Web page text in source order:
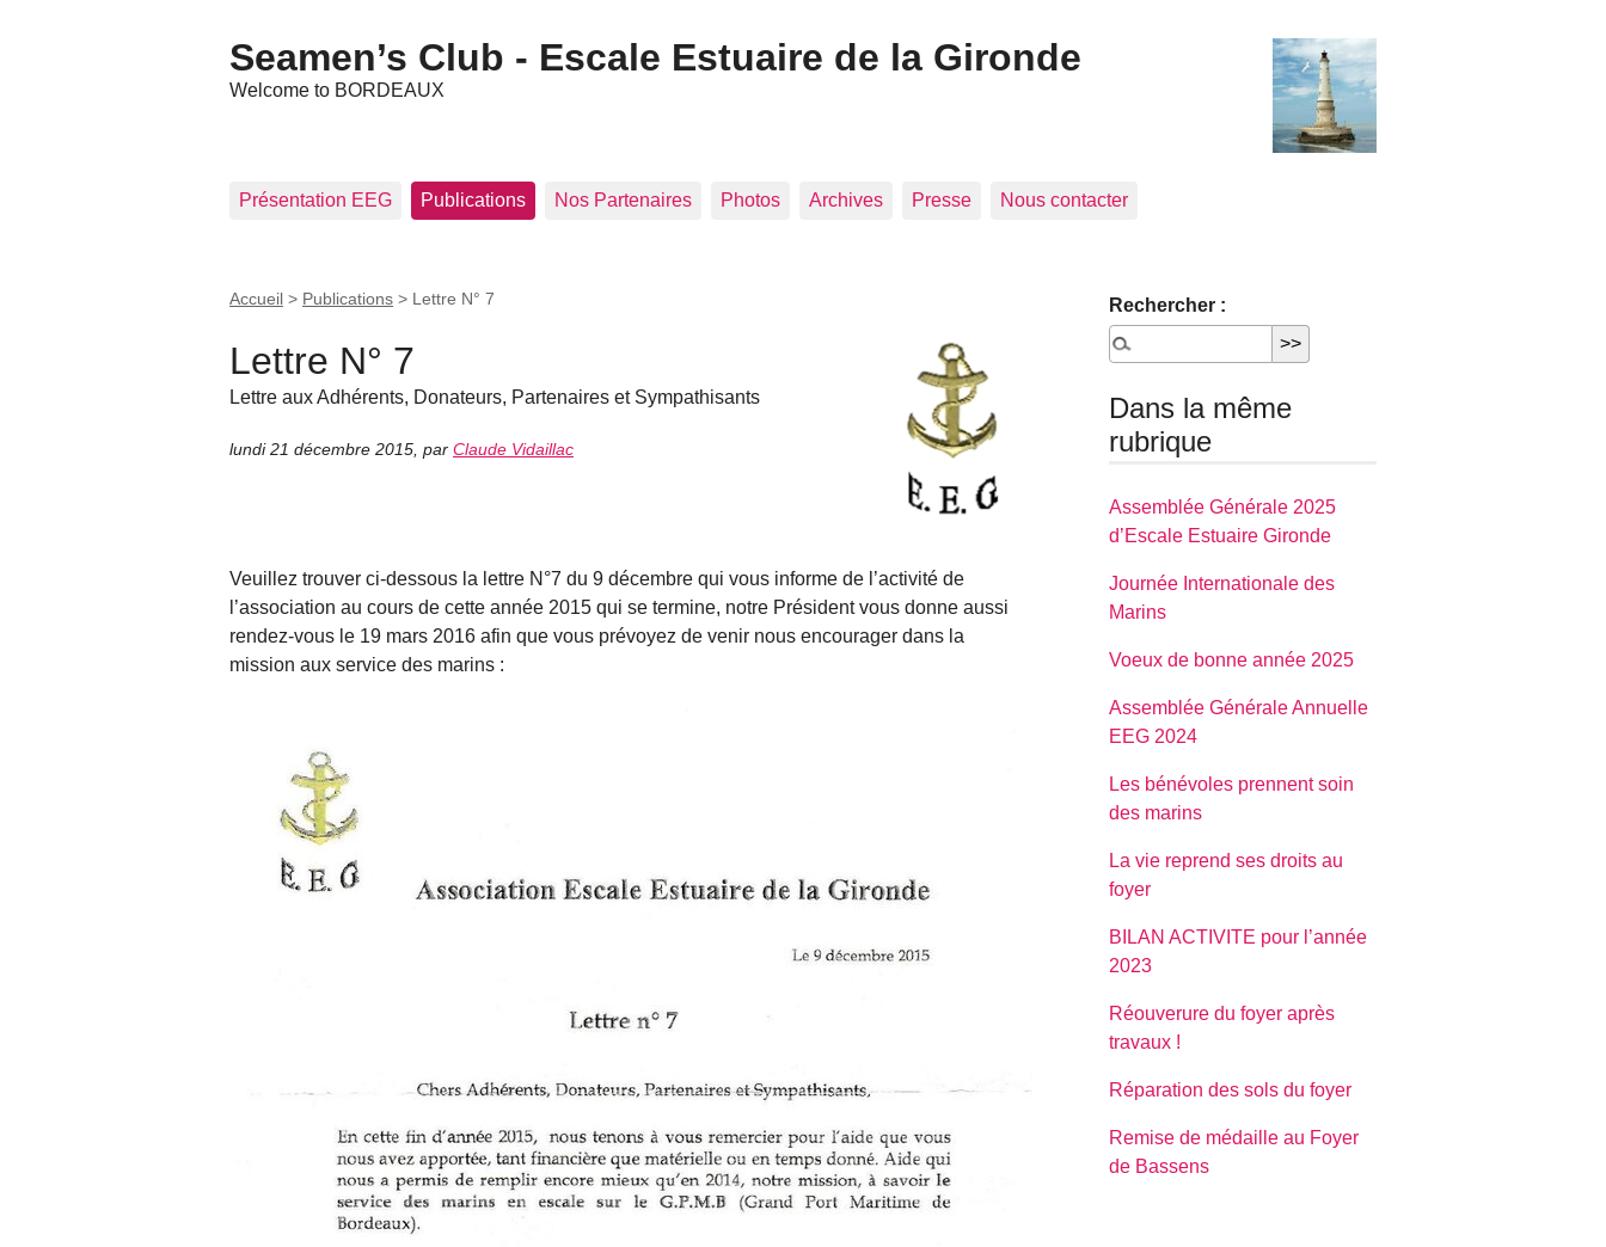
Seamen’s Club - Escale Estuaire de la Gironde
Welcome to BORDEAUX
Présentation EEG Publications Nos Partenaires Photos Archives Presse Nous contacter
Accueil > Publications > Lettre N° 7
Lettre N° 7
Lettre aux Adhérents, Donateurs, Partenaires et Sympathisants
lundi 21 décembre 2015 par Claude Vidaillac
Veuillez trouver ci-dessous la lettre N°7 du 9 décembre qui vous informe de l’activité de
l’association au cours de cette année 2015 qui se termine, notre Président vous donne aussi
rendez-vous le 19 mars 2016 afin que vous prévoyez de venir nous encourager dans la
mission aux service des marins :
Rechercher :
Dans la même
rubrique
Assemblée Générale 2025
d’Escale Estuaire Gironde
Journée Internationale des
Marins
Voeux de bonne année 2025
Assemblée Générale Annuelle
EEG 2024
Les bénévoles prennent soin
des marins
La vie reprend ses droits au
foyer
BILAN ACTIVITE pour l’année
2023
Réouverure du foyer après
travaux !
Réparation des sols du foyer
Remise de médaille au Foyer
de Bassens